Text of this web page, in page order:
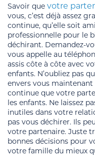
Savoir que votre
vous, c’est déjà assez
continue, qu’elle soit
professionnelle pour le
déchirant. Demandez-
vous appelle au
assis côte à côte avec
enfants. N’oubliez pas
envers vous maintenant
continue que votre
les enfants. Ne laissez
inutiles dans votre
pas vous déchirer. Ils
votre partenaire. Juste
bonnes décisions pour
votre famille du mieux